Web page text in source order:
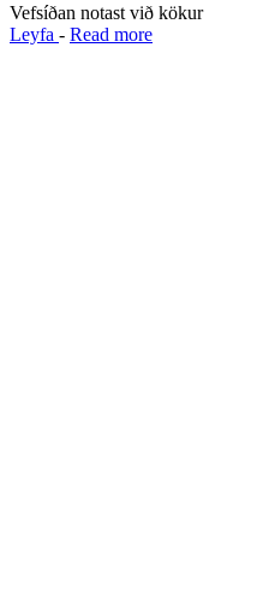
Vefsíðan notast við kökur
Leyfa - Read more